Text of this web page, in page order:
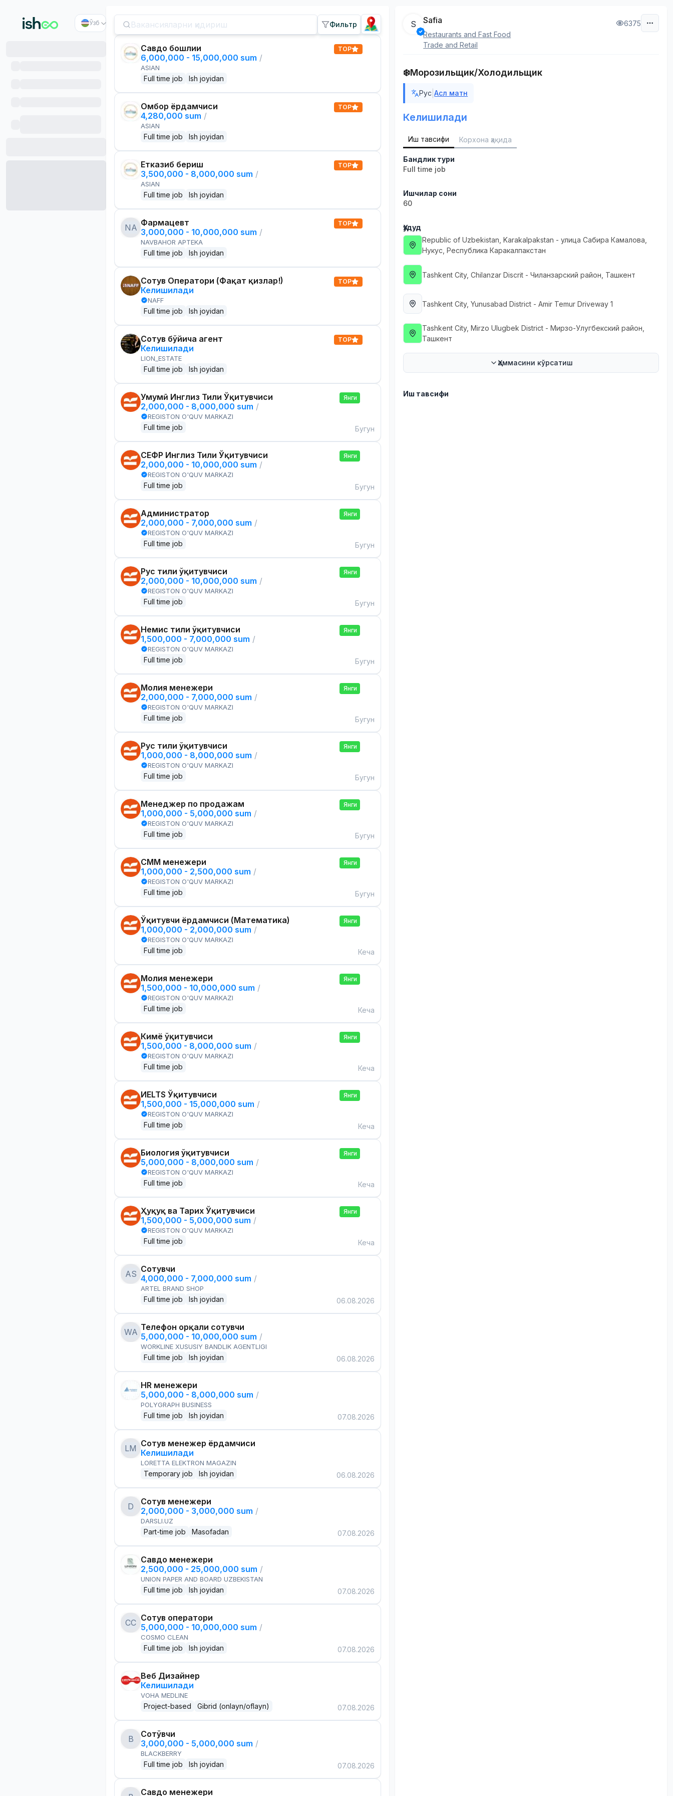
Ўзб Фильтр
Савдо бошлиғи
6,000,000 - 15,000,000 sum /
ASIAN
Full time job Ish joyidan
TOP
Омбор ёрдамчиси
4,280,000 sum /
ASIAN
Full time job Ish joyidan
TOP
Етказиб бериш
3,500,000 - 8,000,000 sum /
ASIAN
Full time job Ish joyidan
TOP
NA Фармацевт
3,000,000 - 10,000,000 sum /
NAVBAHOR APTEKA
Full time job Ish joyidan
TOP
Сотув Оператори (Фақат қизлар!)
Келишилади
NAFF
Full time job Ish joyidan
TOP
Сотув бўйича агент
Келишилади
LION_ESTATE
Full time job Ish joyidan
TOP
Умумӣ Инглиз Тили Ўқитувчиси
2,000,000 - 8,000,000 sum /
REGISTON O'QUV MARKAZI
Full time job
Янги
Бугун
СЕФР Инглиз Тили Ўқитувчиси
2,000,000 - 10,000,000 sum /
REGISTON O'QUV MARKAZI
Full time job
Янги
Бугун
Администратор
2,000,000 - 7,000,000 sum /
REGISTON O'QUV MARKAZI
Full time job
Янги
Бугун
Рус тили ўқитувчиси
2,000,000 - 10,000,000 sum /
REGISTON O'QUV MARKAZI
Full time job
Янги
Бугун
Немис тили ўқитувчиси
1,500,000 - 7,000,000 sum /
REGISTON O'QUV MARKAZI
Full time job
Янги
Бугун
Молия менежери
2,000,000 - 7,000,000 sum /
REGISTON O'QUV MARKAZI
Full time job
Янги
Бугун
Рус тили ўқитувчиси
1,000,000 - 8,000,000 sum /
REGISTON O'QUV MARKAZI
Full time job
Янги
Бугун
Менеджер по продажам
1,000,000 - 5,000,000 sum /
REGISTON O'QUV MARKAZI
Full time job
Янги
Бугун
СММ менежери
1,000,000 - 2,500,000 sum /
REGISTON O'QUV MARKAZI
Full time job
Янги
Бугун
Ўқитувчи ёрдамчиси (Математика)
1,000,000 - 2,000,000 sum /
REGISTON O'QUV MARKAZI
Full time job
Янги
Кеча
Молия менежери
1,500,000 - 10,000,000 sum /
REGISTON O'QUV MARKAZI
Full time job
Янги
Кеча
Кимё ўқитувчиси
1,500,000 - 8,000,000 sum /
REGISTON O'QUV MARKAZI
Full time job
Янги
Кеча
ИELTS Ўқитувчиси
1,500,000 - 15,000,000 sum /
REGISTON O'QUV MARKAZI
Full time job
Янги
Кеча
Биология ўқитувчиси
5,000,000 - 8,000,000 sum /
REGISTON O'QUV MARKAZI
Full time job
Янги
Кеча
Ҳуқуқ ва Тарих Ўқитувчиси
1,500,000 - 5,000,000 sum /
REGISTON O'QUV MARKAZI
Full time job
Янги
Кеча
AS Сотувчи
4,000,000 - 7,000,000 sum /
ARTEL BRAND SHOP
Full time job Ish joyidan 06.08.2026
WA Телефон орқали сотувчи
5,000,000 - 10,000,000 sum /
WORKLINE XUSUSIY BANDLIK AGENTLIGI
Full time job Ish joyidan 06.08.2026
HR менежери
5,000,000 - 8,000,000 sum /
POLYGRAPH BUSINESS
Full time job Ish joyidan 07.08.2026
LM Сотув менежер ёрдамчиси
Келишилади
LORETTA ELEKTRON MAGAZIN
Temporary job Ish joyidan 06.08.2026
D
Сотув менежери
2,000,000 - 3,000,000 sum /
DARSLI.UZ
Part-time job Masofadan 07.08.2026
Савдо менежери
2,500,000 - 25,000,000 sum /
UNION PAPER AND BOARD UZBEKISTAN
Full time job Ish joyidan 07.08.2026
CC Сотув оператори
5,000,000 - 10,000,000 sum /
COSMO CLEAN
Full time job Ish joyidan 07.08.2026
Веб Дизайнер
Келишилади
VOHA MEDLINE
Project-based Gibrid (onlayn/oflayn) 07.08.2026
B
Сотўвчи
3,000,000 - 5,000,000 sum /
BLACKBERRY
Full time job Ish joyidan 07.08.2026
Савдо менежери
S Safia
Restaurants and Fast Food
Trade and Retail
6375
❄️Морозильщик/Холодильщик
Рус |Асл матн
Келишилади
Иш тавсифи Корхона ҳақида
Бандлик тури
Full time job
Ишчилар сони
60
Ҳудуд
Republic of Uzbekistan , Karakalpakstan - улица Сабира Камалова,
Нукус, Республика Каракалпакстан
Tashkent City, Chilanzar Discrit - Чиланзарский район, Ташкент
Tashkent City, Yunusabad District - Amir Temur Driveway 1
Tashkent City, Mirzo Ulugbek District - Мирзо-Улугбекский район,
Ташкент
Ҳаммасини кўрсатиш
Иш тавсифи